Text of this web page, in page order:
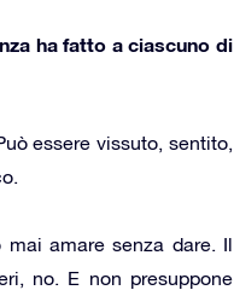
ha fatto a ciascuno di
essere vissuto, sentito,
amare senza dare. Il
no. E non presuppone